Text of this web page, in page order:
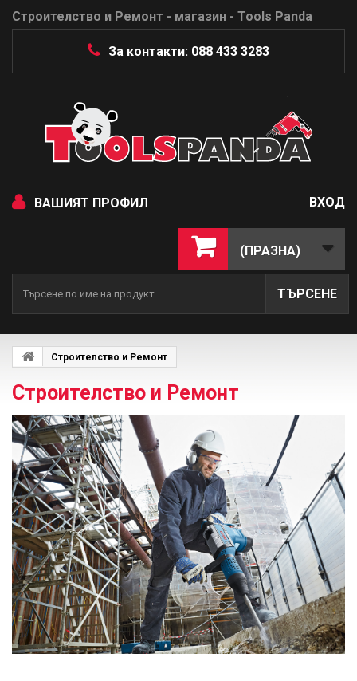
Строителство и Ремонт - магазин - Tools Panda
За контакти: 088 433 3283
ВАШИЯТ ПРОФИЛ ВХОД
(ПРАЗНА)
ТЪРСЕНЕ
Строителство и Ремонт
Строителство и Ремонт